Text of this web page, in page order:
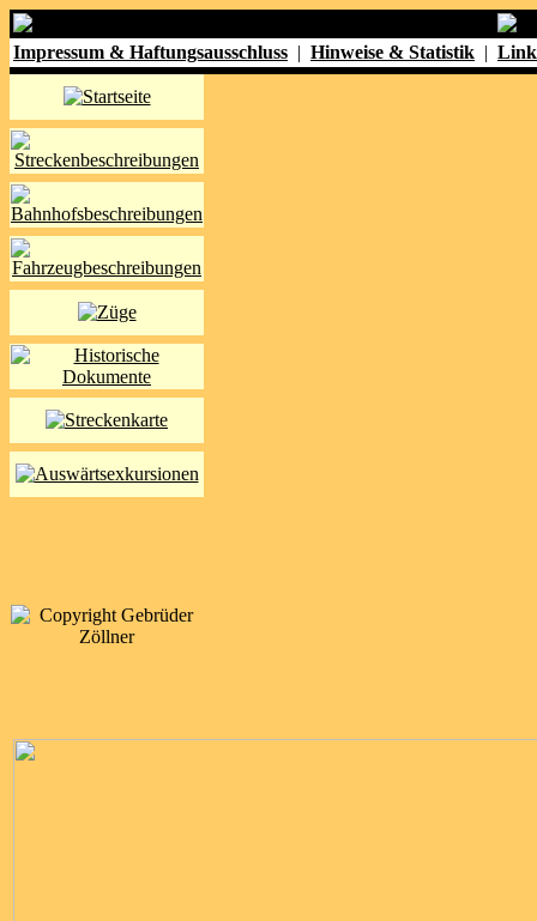
Impressum & Haftungsausschluss | Hinweise & Statistik |